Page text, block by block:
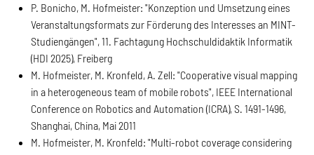
P. Bonicho, M. Hofmeister: "Konzeption und Umsetzung eines
Veranstaltungsformats zur Förderung des Interesses an MINT-
Studiengängen", 11. Fachtagung Hochschuldidaktik Informatik
(HDI 2025), Freiberg
M. Hofmeister, M. Kronfeld, A. Zell: "Cooperative visual mapping
in a heterogeneous team of mobile robots", IEEE International
Conference on Robotics and Automation (ICRA), S. 1491-1496,
Shanghai, China, Mai 2011
M. Hofmeister, M. Kronfeld: "Multi-robot coverage considering